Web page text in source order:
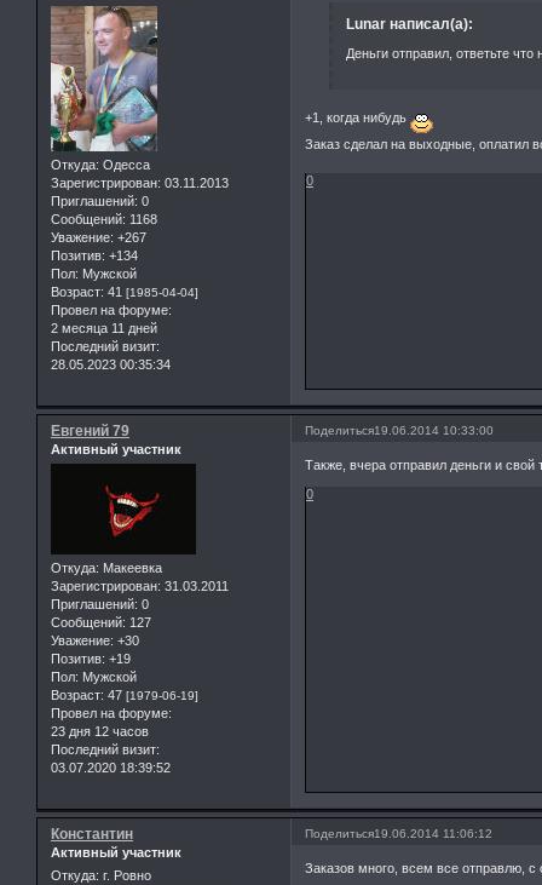
Откуда: Одесса
Зарегистрирован: 03.11.2013
Приглашений: 0
Сообщений: 1168
Уважение: +267
Позитив: +134
Пол: Мужской
Возраст: 41 [1985-04-04]
Провел на форуме:
2 месяца 11 дней
Последний визит:
28.05.2023 00:35:34
Lunar написал(а):
Деньги отправил, ответьте что
+1, когда нибудь
Заказ сделал на выходные, оплатил
0
Поделиться19.06.2014 10:33:00
Евгений 79
Активный участник
Откуда: Макеевка
Зарегистрирован: 31.03.2011
Приглашений: 0
Сообщений: 127
Уважение: +30
Позитив: +19
Пол: Мужской
Возраст: 47 [1979-06-19]
Провел на форуме:
23 дня 12 часов
Последний визит:
03.07.2020 18:39:52
Также, вчера отправил деньги и
0
Поделиться19.06.2014 11:06:12
Константин
Активный участник
Откуда: г. Ровно
Заказов много, всем все отправлю,